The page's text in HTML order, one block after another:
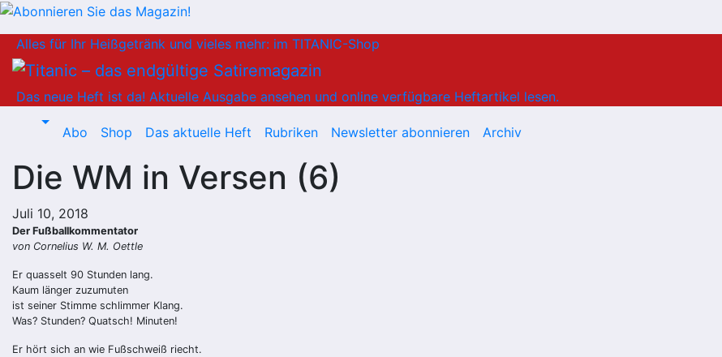
Inhalt
springen
Alles für Ihr Heißgetränk und vieles mehr: im TITANIC-Shop
Das neue Heft ist da! Aktuelle Ausgabe ansehen und online verfügbare Heftartikel lesen.
Abo Shop Das aktuelle Heft Rubriken Newsletter abonnieren Archiv
Die WM in Versen (6)
Juli 10, 2018
Der Fußballkommentator
von Cornelius W. M. Oettle
Er quasselt 90 Stunden lang.
Kaum länger zuzumuten
ist seiner Stimme schlimmer Klang.
Was? Stunden? Quatsch! Minuten!
Er hört sich an wie Fußschweiß riecht.